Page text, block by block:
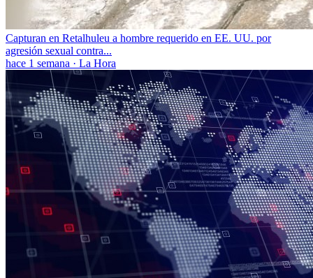
Capturan en Retalhuleu a hombre requerido en EE. UU. por
agresión sexual contra...
hace 1 semana · La Hora